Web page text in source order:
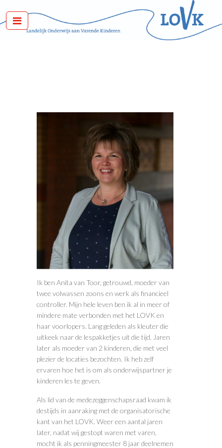
Ik ben Anita van Toor, getrouwd, moeder van
twee volwassen zoons en werk als financieel
controller. Mijn hele leven ben ik al in meer of
mindere mate verbonden met het LOVK en
haar voorlopers. Lang geleden als kleuter die
uitkeek naar de lespakketjes uit die tijd. Jaren
later als moeder van 2 kinderen, die met veel
plezier de locaties bezochten. Ik heb zelf
ervaren hoe het is om als onderwijspartner je
kinderen les te geven.
Als lid van de medezeggenschapsraad kwam ik
destijds in aanraking met de organisatorische
kant van het LOVK. Weer een aantal jaren
later, nadat wij gestopt waren met varen,
mocht ik als penningmeester 8 jaar deelnemen